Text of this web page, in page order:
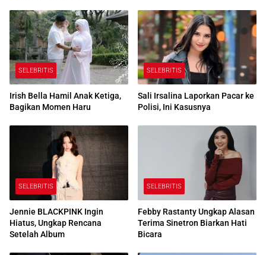
SELEBRITIS
Irish Bella Hamil Anak Ketiga,
Bagikan Momen Haru
SELEBRITIS
Sali Irsalina Laporkan Pacar ke
Polisi, Ini Kasusnya
SELEBRITIS
Jennie BLACKPINK Ingin
Hiatus, Ungkap Rencana
Setelah Album
SELEBRITIS
Febby Rastanty Ungkap Alasan
Terima Sinetron Biarkan Hati
Bicara